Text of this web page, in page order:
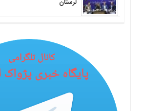
لرستان